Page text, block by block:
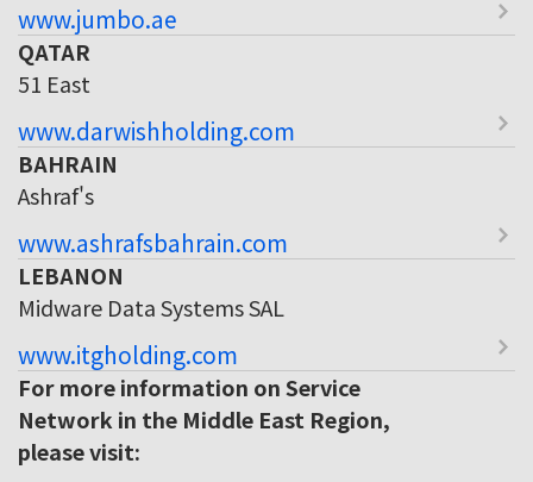
www.jumbo.ae
QATAR
51 East
www.darwishholding.com
BAHRAIN
Ashraf's
www.ashrafsbahrain.com
LEBANON
Midware Data Systems SAL
www.itgholding.com
For more information on Service
Network in the Middle East Region,
please visit: